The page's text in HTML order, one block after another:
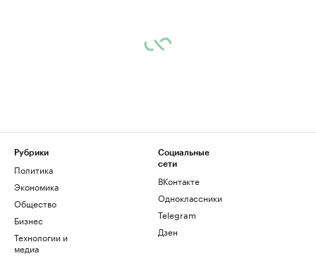
Рубрики
Политика
Экономика
Общество
Бизнес
Технологии и
медиа
Социальные
сети
ВКонтакте
Одноклассники
Telegram
Дзен